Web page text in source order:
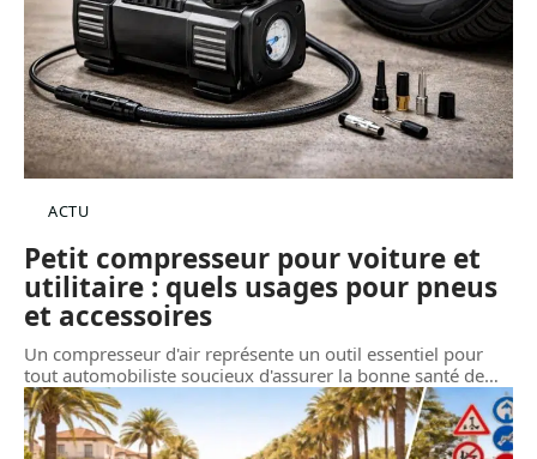
ACTU
Petit compresseur pour voiture et
utilitaire : quels usages pour pneus
et accessoires
Un compresseur d'air représente un outil essentiel pour
tout automobiliste soucieux d'assurer la bonne santé de…